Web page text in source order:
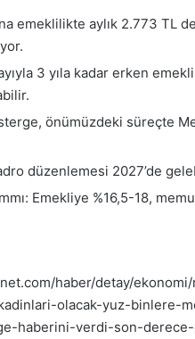
emeklilikte aylık 2.773 TL
3 yıla kadar erken
önümüzdeki süreçte
düzenlemesi 2027’de
Emekliye %16,5-18,
haber/detay/
olacak-yuz-binlere-
haberini-verdi-son-